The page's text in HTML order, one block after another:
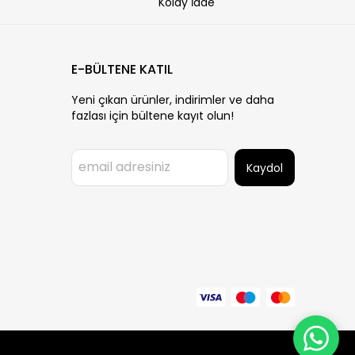
E-BÜLTENE KATIL
Yeni çıkan ürünler, indirimler ve daha
fazlası için bültene kayıt olun!
Kaydol